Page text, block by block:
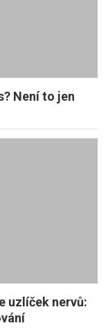
Není to jen
uzlíček nervů: